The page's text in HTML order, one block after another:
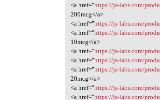
<a href="https://js-labs.com/
200mcg</a>
<a href="https://js-labs.com/
<a href="https://js-labs.com/
10mcg</a>
<a href="https://js-labs.com/
<a href="https://js-labs.com/
<a href="https://js-labs.com/
20mcg</a>
<a href="https://js-labs.com/
<a href="https://js-labs.com/